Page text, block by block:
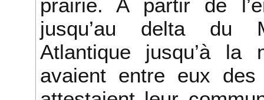
prairie. A partir de
jusqu’au delta du
Atlantique jusqu’à
avaient entre eux